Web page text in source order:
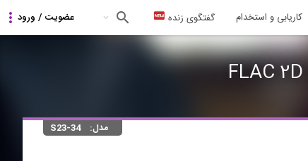
کاریابی و استخدام گفتگوی زنده
مدل:
S23-34